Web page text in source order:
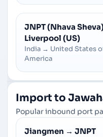
JNPT (Nhava
Liverpool (US)
India → United States
America
Import to
Popular inbound port
Jiangmen → JNPT